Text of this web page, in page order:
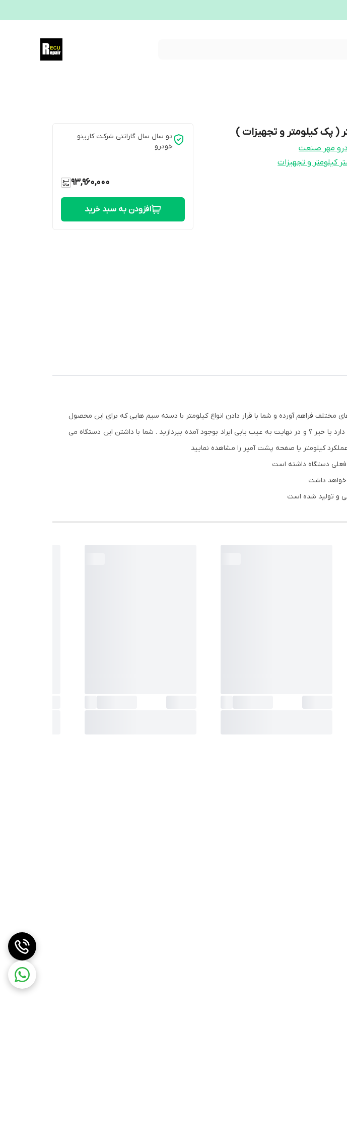
( پک کیلومتر و تجهیزات )
مهر صنعت
کیلومتر و تجهیزات
دو سال سال گارانتی شرکت کارینو
خودرو
93,960,000
افزودن به سبد خرید
فراهم آورده و شما با قرار دادن انواع کیلومتر با دسته سیم هایی که برای این محصول
یا خیر ؟ و در نهایت به عیب یابی ایراد بوجود آمده بپردازید . شما با داشتن این دستگاه می
کیلومتر یا صفحه پشت آمپر را مشاهده نمایید
و تولید شده است